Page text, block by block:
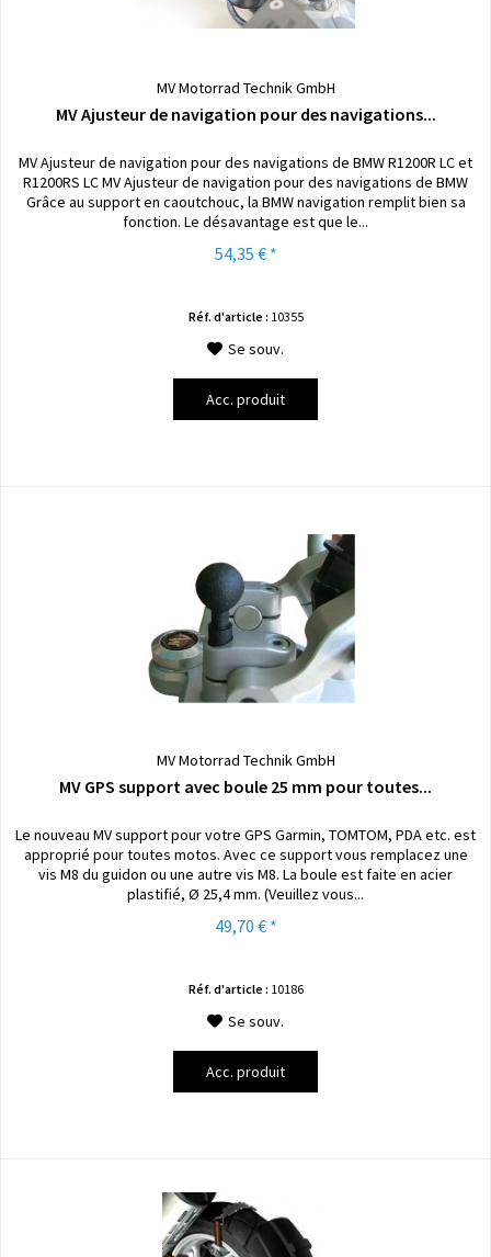
MV Motorrad Technik GmbH
MV Ajusteur de navigation pour des navigations...
MV Ajusteur de navigation pour des navigations de BMW R1200R LC et
R1200RS LC MV Ajusteur de navigation pour des navigations de BMW
Grâce au support en caoutchouc, la BMW navigation remplit bien sa
fonction. Le désavantage est que le...
54,35 € *
Réf. d'article : 10355
Se souv.
Acc. produit
MV Motorrad Technik GmbH
MV GPS support avec boule 25 mm pour toutes...
Le nouveau MV support pour votre GPS Garmin, TOMTOM, PDA etc. est
approprié pour toutes motos. Avec ce support vous remplacez une
vis M8 du guidon ou une autre vis M8. La boule est faite en acier
plastifié, Ø 25,4 mm. (Veuillez vous...
49,70 € *
Réf. d'article : 10186
Se souv.
Acc. produit